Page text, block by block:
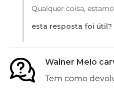
Qualquer coisa,
esta resposta foi útil?
Wainer Melo
Tem como